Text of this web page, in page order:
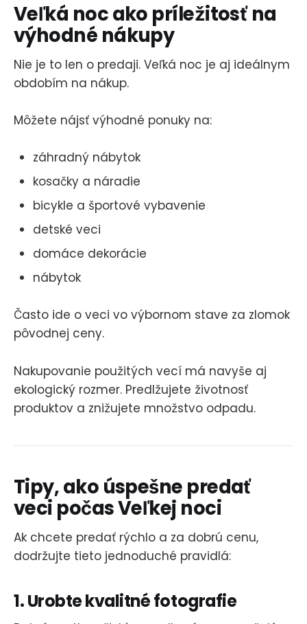
Veľká noc ako príležitosť na
výhodné nákupy
Nie je to len o predaji. Veľká noc je aj ideálnym
obdobím na nákup.
Môžete nájsť výhodné ponuky na:
záhradný nábytok
kosačky a náradie
bicykle a športové vybavenie
detské veci
domáce dekorácie
nábytok
Často ide o veci vo výbornom stave za zlomok
pôvodnej ceny.
Nakupovanie použitých vecí má navyše aj
ekologický rozmer. Predlžujete životnosť
produktov a znižujete množstvo odpadu.
Tipy, ako úspešne predať
veci počas Veľkej noci
Ak chcete predať rýchlo a za dobrú cenu,
dodržujte tieto jednoduché pravidlá:
1. Urobte kvalitné fotografie